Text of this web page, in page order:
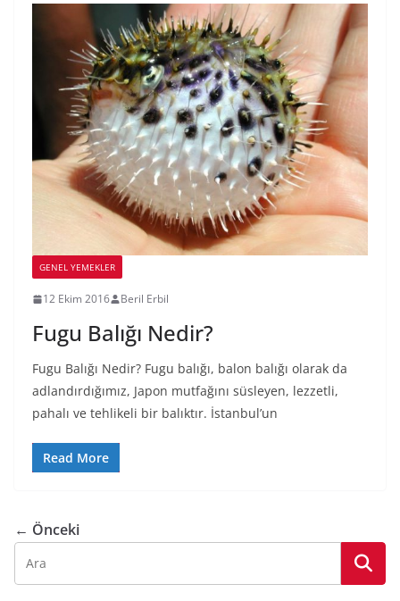
GENEL YEMEKLER
12 Ekim 2016 Beril Erbil
Fugu Balığı Nedir?
Fugu Balığı Nedir? Fugu balığı, balon balığı olarak da
adlandırdığımız, Japon mutfağını süsleyen, lezzetli,
pahalı ve tehlikeli bir balıktır. İstanbul’un
Read More
← Önceki